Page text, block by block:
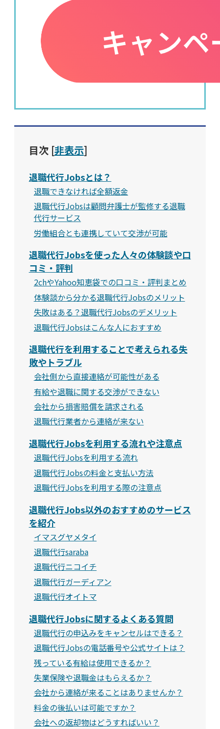
目次 [非表示]
退職代行Jobsとは？
退職できなければ全額返金
退職代行Jobsは顧問弁護士が監修する退職
代行サービス
労働組合とも連携していて交渉が可能
退職代行Jobsを使った人々の体験談や口
コミ・評判
2chやYahoo知恵袋での口コミ・評判まとめ
体験談から分かる退職代行Jobsのメリット
失敗はある？退職代行Jobsのデメリット
退職代行Jobsはこんな人におすすめ
退職代行を利用することで考えられる失
敗やトラブル
会社側から直接連絡が可能性がある
有給や退職に関する交渉ができない
会社から損害賠償を請求される
退職代行業者から連絡が来ない
退職代行Jobsを利用する流れや注意点
退職代行Jobsを利用する流れ
退職代行Jobsの料金と支払い方法
退職代行Jobsを利用する際の注意点
退職代行Jobs以外のおすすめのサービス
を紹介
イマスグヤメタイ
退職代行saraba
退職代行ニコイチ
退職代行ガーディアン
退職代行オイトマ
退職代行Jobsに関するよくある質問
退職代行の申込みをキャンセルはできる？
退職代行Jobsの電話番号や公式サイトは？
残っている有給は使用できるか？
失業保険や退職金はもらえるか？
会社から連絡が来ることはありませんか？
料金の後払いは可能ですか？
会社への返却物はどうすればいい？